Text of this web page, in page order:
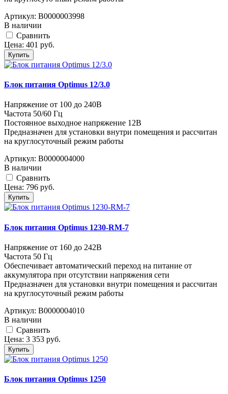
Артикул: В0000003998
В наличии
Cравнить
Цена: 401 руб.
Купить
Блок питания Optimus 12/3.0
Напряжение от 100 до 240В
Частота 50/60 Гц
Постоянное выходное напряжение 12В
Предназначен для установки внутри помещения и рассчитан
на круглосуточный режим работы
Артикул: В0000004000
В наличии
Cравнить
Цена: 796 руб.
Купить
Блок питания Optimus 1230-RM-7
Напряжение от 160 до 242В
Частота 50 Гц
Обеспечивает автоматический переход на питание от
аккумулятора при отсутствии напряжения сети
Предназначен для установки внутри помещения и рассчитан
на круглосуточный режим работы
Артикул: В0000004010
В наличии
Cравнить
Цена: 3 353 руб.
Купить
Блок питания Optimus 1250